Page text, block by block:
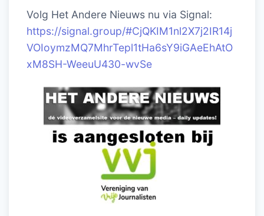
Volg Het Andere Nieuws nu via Signal:
https://signal.group/#CjQKIM1nl2X7j2IR14j
VOIoymzMQ7MhrTepl1tHa6sY9iGAeEhAtO
xM8SH-WeeuU430-wvSe